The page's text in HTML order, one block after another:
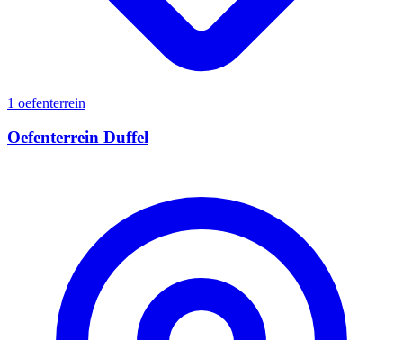
1 oefenterrein
Oefenterrein Duffel